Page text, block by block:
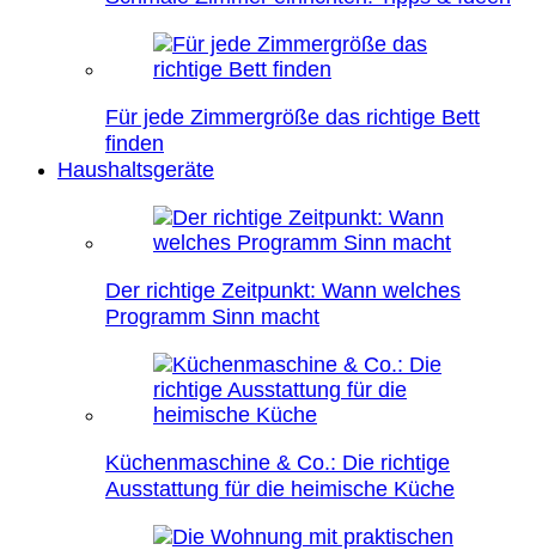
Für jede Zimmergröße das richtige Bett
finden
Haushaltsgeräte
Der richtige Zeitpunkt: Wann welches
Programm Sinn macht
Küchenmaschine & Co.: Die richtige
Ausstattung für die heimische Küche